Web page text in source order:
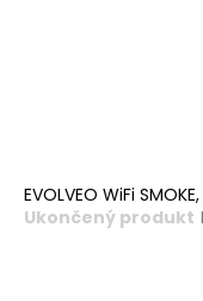
EVOLVEO WiFi
Ukončený produkt